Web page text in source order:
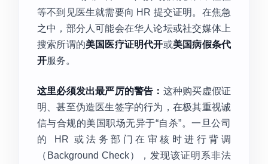
等不到见医生就需要向 HR 提交证明。在焦急
之中，部分人可能会在华人论坛或社交媒体上
搜索所谓的美国医疗证明代开或美国病假条代
开服务。
这里必须发出最严厉的警告： 这种购买虚假证
明、甚至伪造医生签字的行为，在极其重视诚
信与合规的美国职场无异于“自杀”。一旦公司
的 HR 或法务部门在审核时进行背调
（Background Check），发现该证明系非法